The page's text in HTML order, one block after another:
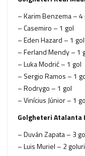
– Karim Benzema – 4
– Casemiro – 1 gol
– Eden Hazard – 1 gol
– Ferland Mendy – 1
– Luka Modrić – 1 gol
– Sergio Ramos – 1
– Rodrygo – 1 gol
– Vinícius Júnior – 1
Golgheteri Atalanta
– Duván Zapata – 3
– Luis Muriel – 2 goluri